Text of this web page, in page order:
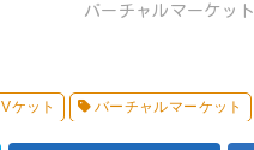
バーチャルマーケット
Vケット バーチャルマーケット